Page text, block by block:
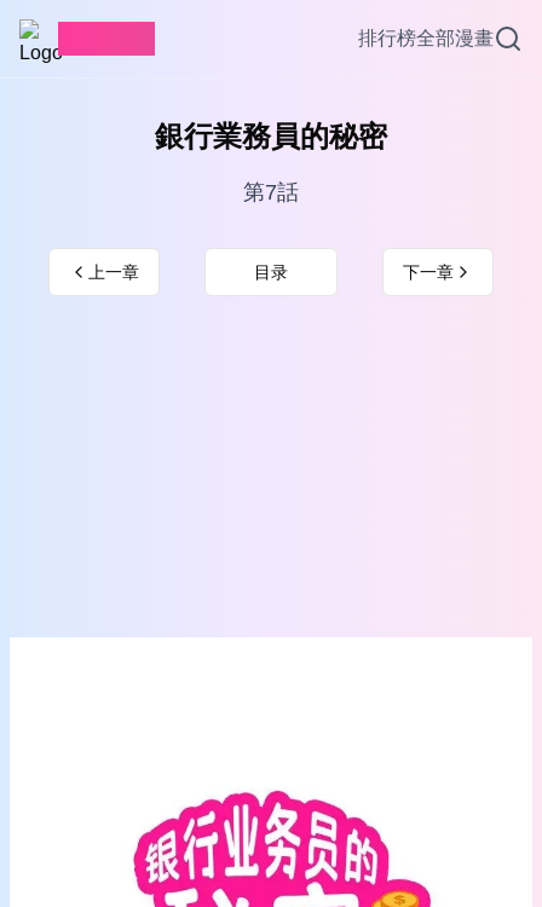
排行榜全部漫畫
銀行業務員的秘密
第7話
上一章 目录 下一章